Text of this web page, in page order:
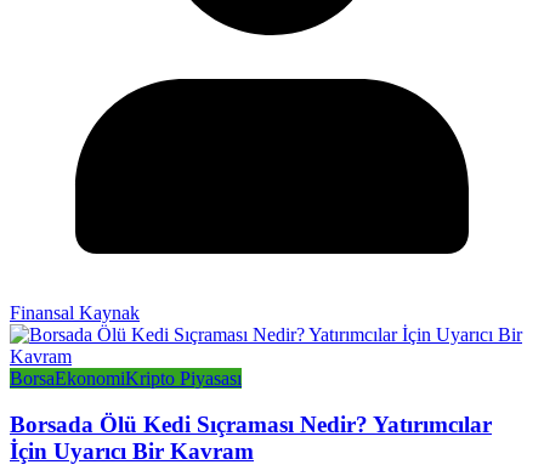
Finansal Kaynak
BorsaEkonomiKripto Piyasası
Borsada Ölü Kedi Sıçraması Nedir? Yatırımcılar
İçin Uyarıcı Bir Kavram